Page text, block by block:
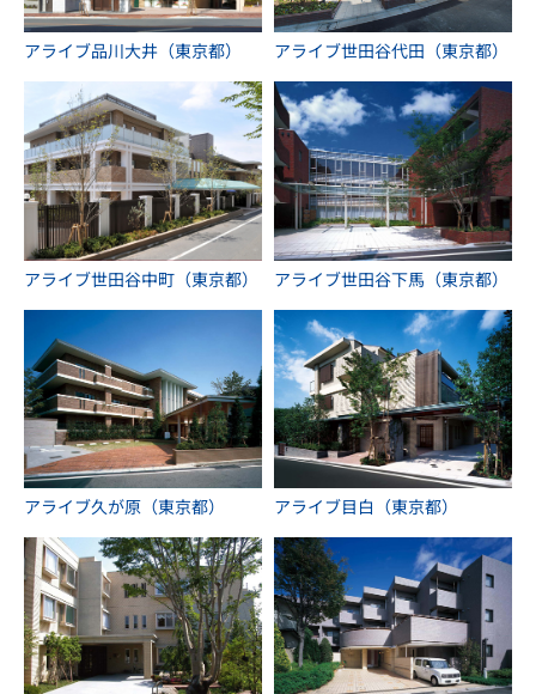
アライブ品川大井（東京都） アライブ世田谷代田（東京都）
アライブ世田谷中町（東京都） アライブ世田谷下馬（東京都）
アライブ久が原（東京都） アライブ目白（東京都）